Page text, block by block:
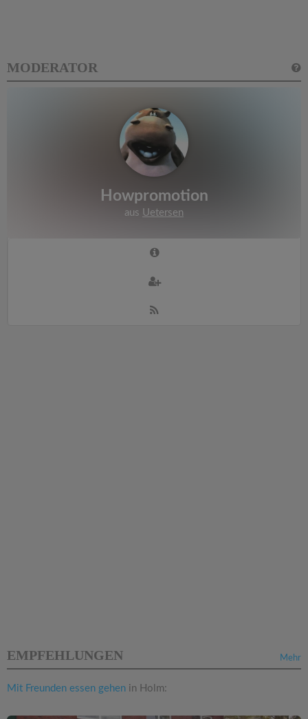
MODERATOR
Howpromotion
aus Uetersen
Mehr
EMPFEHLUNGEN
Mit Freunden essen gehen in Holm: